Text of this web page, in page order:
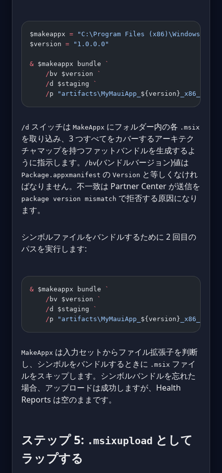
$makeappx = "C:\Program Files (x86)\Windows
$version = "1.0.0.0"
& $makeappx bundle
`
    /
bv $version
`
    /
d $staging
`
    /
p "artifacts\MyMauiApp_ ${version}
/d スイッチは MakeAppx にフォルダー内の各 .msix
を取り込み、3 つすべてをカバーするアーキテク
チャマップを持つファットバンドルを生成するよ
うに指示します。
/bv(バンドルバージョン)値は
Package.appxmanifest の Version と等しくなけれ
ばなりません。不一致は Partner Center が送信を
package version mismatch で拒否する原因になり
ます。
シンボルファイルをバンドルするために 2 回目の
パスを実行します:
& $makeappx bundle
`
    /
bv $version
`
    /
d $staging
`
    /
p "artifacts\MyMauiApp_ ${version}
MakeAppx は入力セットからファイル拡張子を判断
し、シンボルをバンドルするときに .msix ファイ
ルをスキップします。シンボルバンドルを忘れた
場合、アップロードは成功しますが、Health
Reports は空のままです。
ステップ 5: .msixupload
として
ラップする